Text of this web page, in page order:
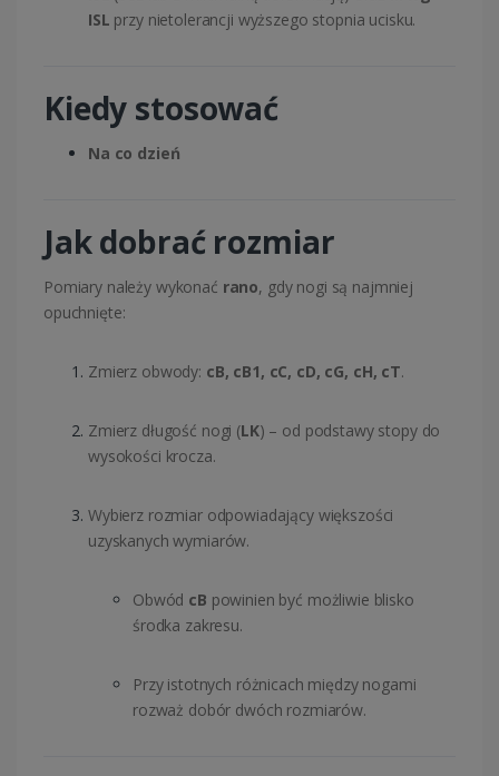
ISL przy nietolerancji wyższego stopnia ucisku.
Kiedy stosować
Na co dzień
Jak dobrać rozmiar
Pomiary należy wykonać rano, gdy nogi są najmniej
opuchnięte:
Zmierz obwody: cB, cB1, cC, cD, cG, cH, cT.
Zmierz długość nogi (LK) – od podstawy stopy do
wysokości krocza.
Wybierz rozmiar odpowiadający większości
uzyskanych wymiarów.
Obwód cB powinien być możliwie blisko
środka zakresu.
Przy istotnych różnicach między nogami
rozważ dobór dwóch rozmiarów.